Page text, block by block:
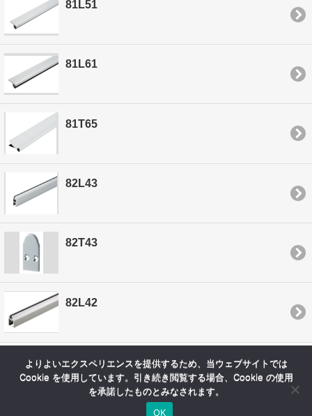
81L51
81L61
81T65
82L43
82T43
82L42
よりよいエクスペリエンスを提供するため、当ウェブサイトでは
Cookie を使用しています。引き続き閲覧する場合、Cookie の使用
を承諾したものとみなされます。
OK